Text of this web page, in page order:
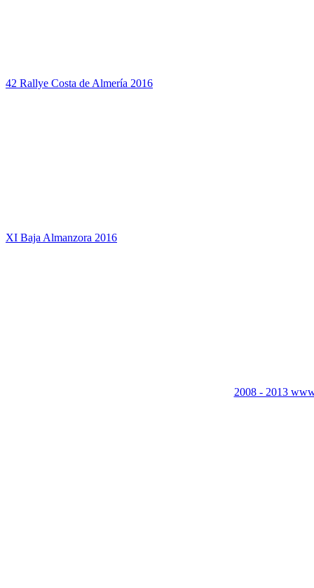
42 Rallye Costa de Almería 2016
XI Baja Almanzora 2016
2008 - 2013